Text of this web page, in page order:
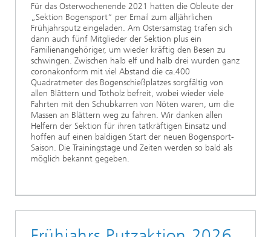
Für das Osterwochenende 2021 hatten die Obleute der
„Sektion Bogensport“ per Email zum alljährlichen
Frühjahrsputz eingeladen. Am Ostersamstag trafen sich
dann auch fünf Mitglieder der Sektion plus ein
Familienangehöriger, um wieder kräftig den Besen zu
schwingen. Zwischen halb elf und halb drei wurden ganz
coronakonform mit viel Abstand die ca.400
Quadratmeter des Bogenschießplatzes sorgfältig von
allen Blättern und Totholz befreit, wobei wieder viele
Fahrten mit den Schubkarren von Nöten waren, um die
Massen an Blättern weg zu fahren. Wir danken allen
Helfern der Sektion für ihren tatkräftigen Einsatz und
hoffen auf einen baldigen Start der neuen Bogensport-
Saison. Die Trainingstage und Zeiten werden so bald als
möglich bekannt gegeben.